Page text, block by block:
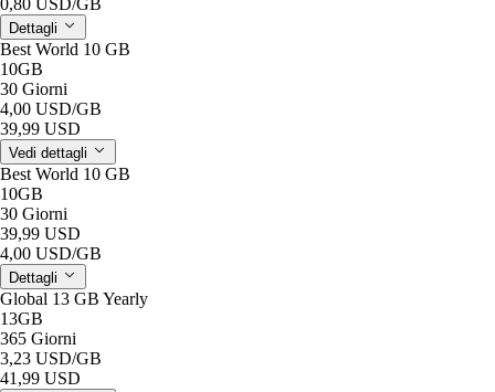
Dettagli
Best World 10 GB
10GB
30 Giorni
4,00 USD/GB
39,99 USD
Vedi dettagli
Best World 10 GB
10GB
30 Giorni
39,99 USD
4,00 USD/GB
Dettagli
Global 13 GB Yearly
13GB
365 Giorni
3,23 USD/GB
41,99 USD